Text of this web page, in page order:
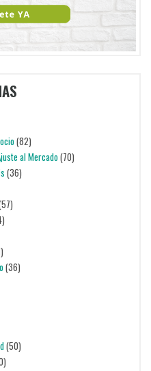
(82)
al Mercado(70)
(36)
(36)
(50)